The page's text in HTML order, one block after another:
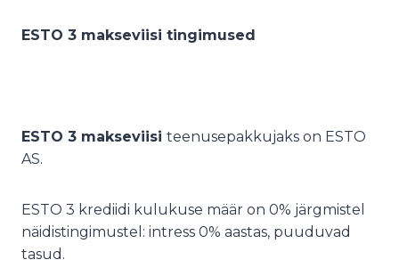
ESTO 3 makseviisi tingimused
ESTO 3 makseviisi teenusepakkujaks on ESTO
AS.
ESTO 3 krediidi kulukuse määr on 0% järgmistel
näidistingimustel: intress 0% aastas, puuduvad
tasud.